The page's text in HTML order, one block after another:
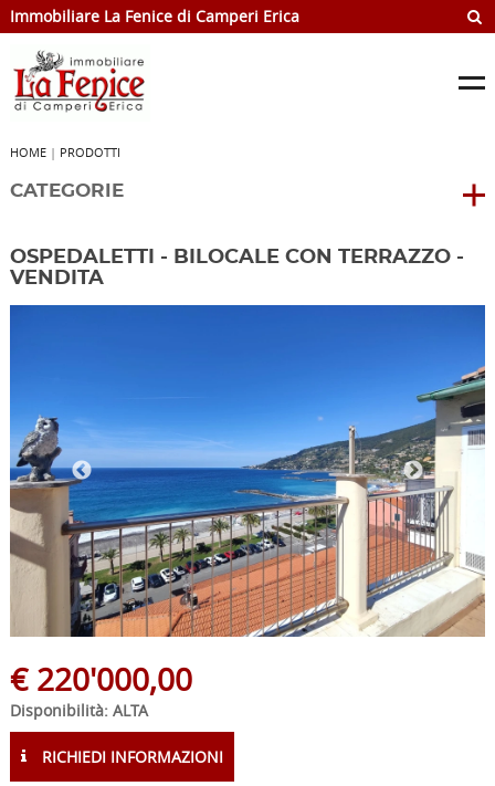
Immobiliare La Fenice di Camperi Erica
HOME| PRODOTTI
CATEGORIE
OSPEDALETTI - BILOCALE CON TERRAZZO -
VENDITA
€ 220'000,00
Disponibilità: ALTA
RICHIEDI INFORMAZIONI